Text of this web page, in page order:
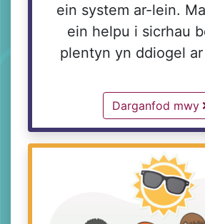
ein system ar-lein.
ein helpu i sicrhau
plentyn yn ddiogel
Blog -
Darganfod mwy